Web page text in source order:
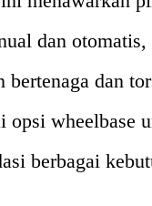
dan
bertenaga dan
opsi wheelbase
berbagai